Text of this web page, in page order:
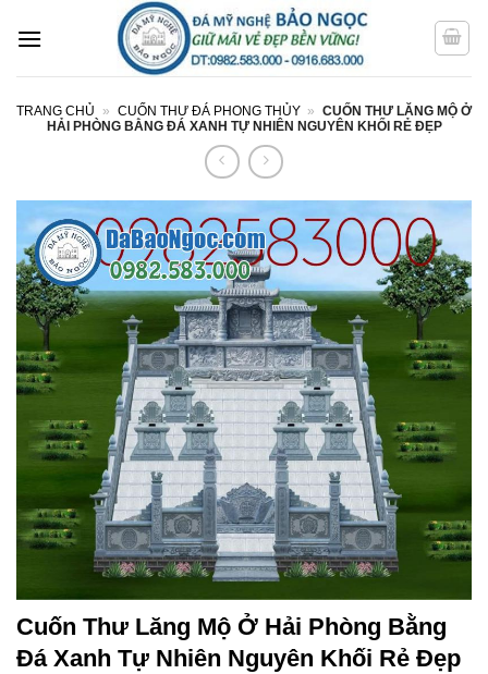
qua
TRANG CHỦ » CUỐN THƯ ĐÁ PHONG THỦY » CUỐN THƯ LĂNG MỘ Ở
HẢI PHÒNG BẰNG ĐÁ XANH TỰ NHIÊN NGUYÊN KHỐI RẺ ĐẸP
Cuốn Thư Lăng Mộ Ở Hải Phòng Bằng
Đá Xanh Tự Nhiên Nguyên Khối Rẻ Đẹp